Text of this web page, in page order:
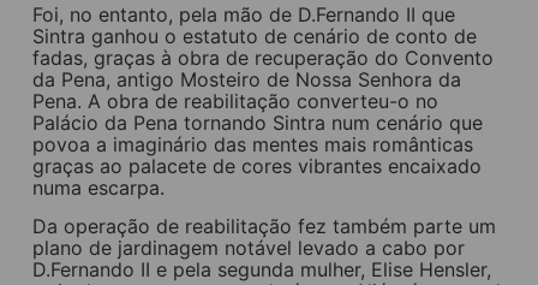
Foi, no entanto, pela mão de D.Fernando II que
Sintra ganhou o estatuto de cenário de conto de
fadas, graças à obra de recuperação do Convento
da Pena, antigo Mosteiro de Nossa Senhora da
Pena. A obra de reabilitação converteu-o no
Palácio da Pena tornando Sintra num cenário que
povoa a imaginário das mentes mais românticas
graças ao palacete de cores vibrantes encaixado
numa escarpa.
Da operação de reabilitação fez também parte um
plano de jardinagem notável levado a cabo por
D.Fernando II e pela segunda mulher, Elise Hensler,